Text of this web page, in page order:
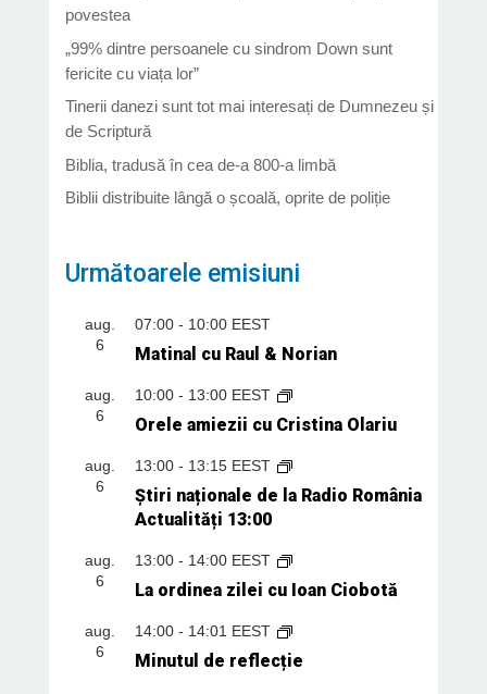
povestea
„99% dintre persoanele cu sindrom Down sunt
fericite cu viața lor”
Tinerii danezi sunt tot mai interesați de Dumnezeu și
de Scriptură
Biblia, tradusă în cea de-a 800-a limbă
Biblii distribuite lângă o școală, oprite de poliție
Următoarele emisiuni
aug.
6
07:00- 10:00 EEST
Matinal cu Raul & Norian
aug.
6
10:00- 13:00 EEST
Orele amiezii cu Cristina Olariu
aug.
6
13:00- 13:15 EEST
Știri naționale de la Radio România
Actualități 13:00
aug.
6
13:00- 14:00 EEST
La ordinea zilei cu Ioan Ciobotă
aug.
6
14:00- 14:01 EEST
Minutul de reflecție